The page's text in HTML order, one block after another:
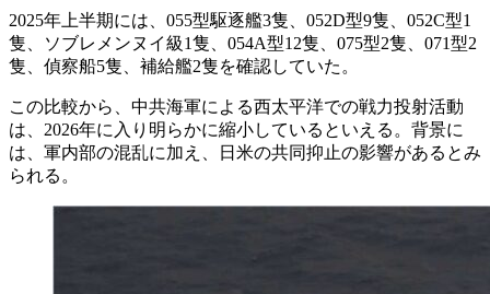
2025年上半期には、055型駆逐艦3隻、052D型9隻、052C型1
隻、ソブレメンヌイ級1隻、054A型12隻、075型2隻、071型2
隻、偵察船5隻、補給艦2隻を確認していた。
この比較から、中共海軍による西太平洋での戦力投射活動
は、2026年に入り明らかに縮小しているといえる。背景に
は、軍内部の混乱に加え、日米の共同抑止の影響があるとみ
られる。